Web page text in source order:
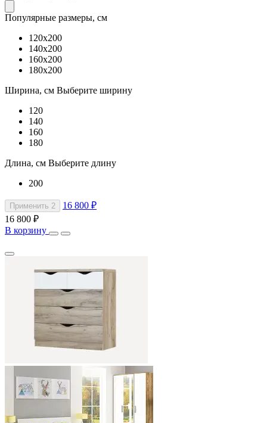
Популярные размеры, см
120x200
140x200
160x200
180x200
Ширина, см Выберите ширину
120
140
160
180
Длина, см Выберите длину
200
Применить 2
16 800 ₽
16 800 ₽
В корзину